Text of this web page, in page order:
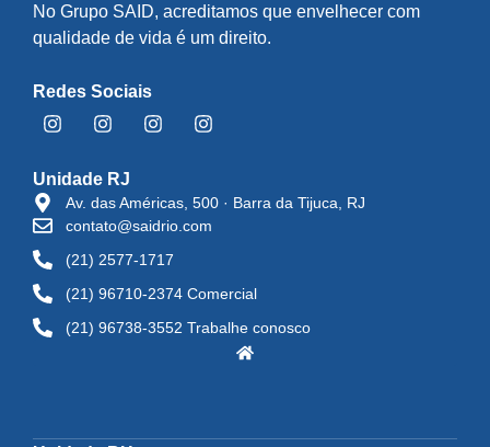
No Grupo SAID, acreditamos que envelhecer com
qualidade de vida é um direito.
Redes Sociais
Unidade RJ
Av. das Américas, 500 · Barra da Tijuca, RJ
contato@saidrio.com
(21) 2577-1717
(21) 96710-2374 Comercial
(21) 96738-3552 Trabalhe conosco